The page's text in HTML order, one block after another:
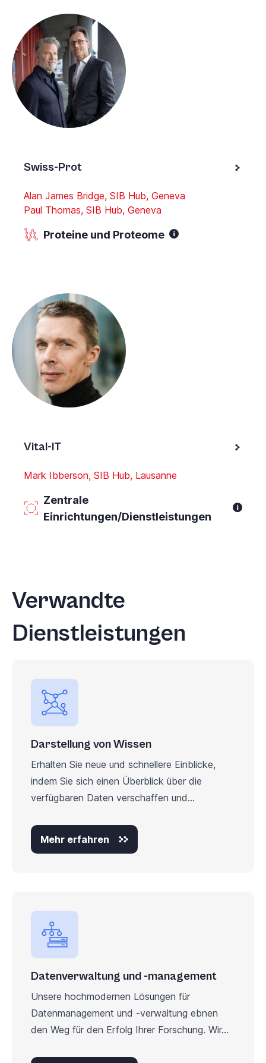
Swiss-Prot
Alan James Bridge, SIB Hub, Geneva
Paul Thomas, SIB Hub, Geneva
Proteine und Proteome
Vital-IT
Mark Ibberson, SIB Hub, Lausanne
Zentrale
Einrichtungen/Dienstleistungen
Verwandte
Dienstleistungen
Darstellung von Wissen
Erhalten Sie neue und schnellere Einblicke,
indem Sie sich einen Überblick über die
verfügbaren Daten verschaffen und...
Mehr erfahren
Datenverwaltung und -management
Unsere hochmodernen Lösungen für
Datenmanagement und -verwaltung ebnen
den Weg für den Erfolg Ihrer Forschung. Wir...